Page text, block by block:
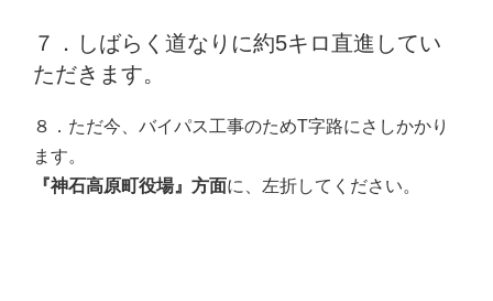
７．しばらく道なりに約5キロ直進してい
ただきます。
８．ただ今、バイパス工事のためT字路にさしかかり
ます。
『神石高原町役場』方面に、左折してください。